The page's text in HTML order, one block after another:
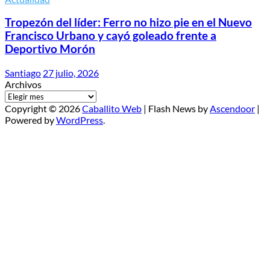
Tropezón del líder: Ferro no hizo pie en el Nuevo
Francisco Urbano y cayó goleado frente a
Deportivo Morón
Santiago 27 julio, 2026
Archivos
Copyright © 2026Caballito Web | Flash News byAscendoor |
Powered byWordPress.